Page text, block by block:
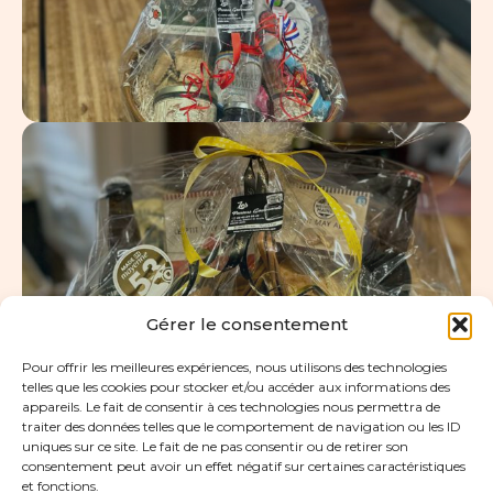
COMMANDER MON PANIER